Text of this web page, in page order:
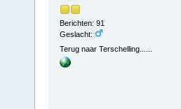
Berichten: 91
Geslacht:
Terug naar Terschelling......